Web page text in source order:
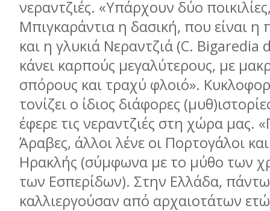
νεραντζιές. «Υπάρχουν δύο
Μπιγκαράντια η δασική, που είναι η
και η γλυκιά Νεραντζιά (C. Bigaredia
κάνει καρπούς μεγαλύτερους, με
σπόρους και τραχύ φλοιό».
τονίζει ο ίδιος διάφορες
έφερε τις νεραντζιές στη χώρα μας.
Άραβες, άλλοι λένε οι Πορτογάλοι
Ηρακλής (σύμφωνα με το μύθο των
των Εσπερίδων). Στην Ελλάδα,
καλλιεργούσαν από αρχαιοτάτων